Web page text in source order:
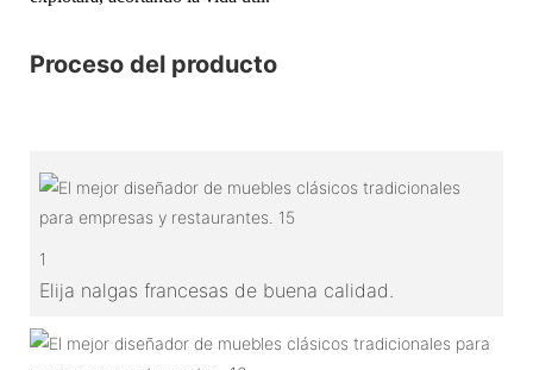
Proceso del producto
1
Elija nalgas francesas de buena calidad.